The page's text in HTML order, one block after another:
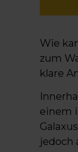
Wie
zum
klare
einem
jedoch